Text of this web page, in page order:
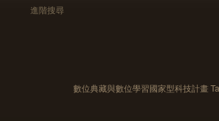
進階搜尋
數位典藏與數位學習國家型科技計畫